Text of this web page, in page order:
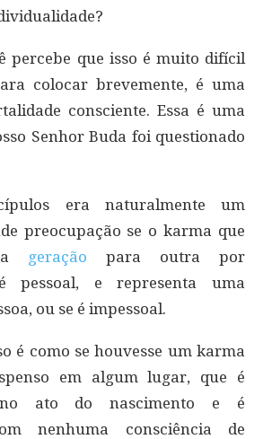
percebe que isso é muito difícil
colocar brevemente, é uma
consciente. Essa é uma
Senhor Buda foi questionado
era naturalmente um
preocupação se o karma que
geração para outra por
pessoal, e representa uma
ou se é impessoal.
é como se houvesse um karma
em algum lugar, que é
no ato do nascimento e é
nenhuma consciência de